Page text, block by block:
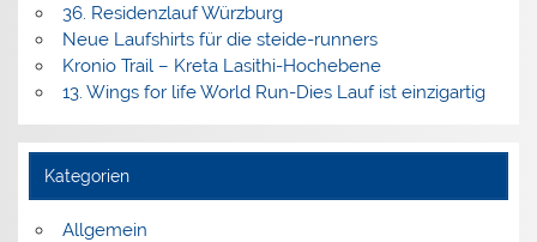
36. Residenzlauf Würzburg
Neue Laufshirts für die steide-runners
Kronio Trail – Kreta Lasithi-Hochebene
13. Wings for life World Run-Dies Lauf ist einzigartig
Kategorien
Allgemein